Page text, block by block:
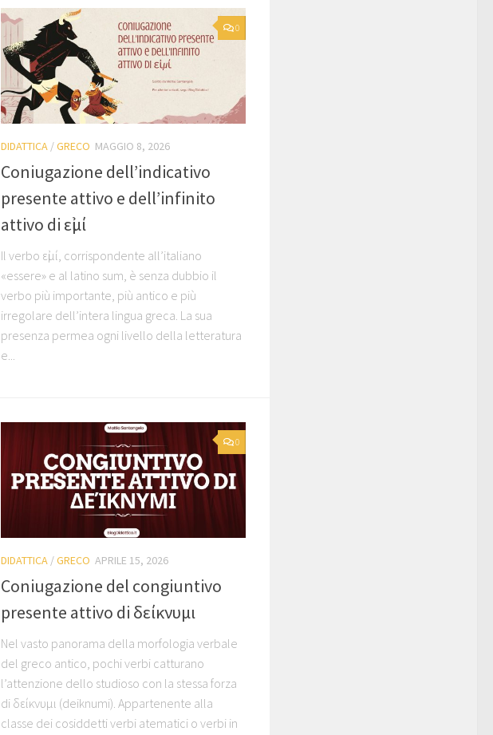
0
DIDATTICA /GRECO MAGGIO 8, 2026
Coniugazione dell’indicativo
presente attivo e dell’infinito
attivo di εἰμί
Il verbo εἰμί, corrispondente all’italiano
«essere» e al latino sum, è senza dubbio il
verbo più importante, più antico e più
irregolare dell’intera lingua greca. La sua
presenza permea ogni livello della letteratura
e...
0
DIDATTICA /GRECO APRILE 15, 2026
Coniugazione del congiuntivo
presente attivo di δείκνυμι
Nel vasto panorama della morfologia verbale
del greco antico, pochi verbi catturano
l’attenzione dello studioso con la stessa forza
di δείκνυμι (deiknumi). Appartenente alla
classe dei cosiddetti verbi atematici o verbi in